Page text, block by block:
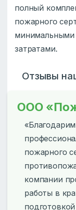
полный
пожарного
затратами.
Отзывы
ООО
пожарного
компании
работы в